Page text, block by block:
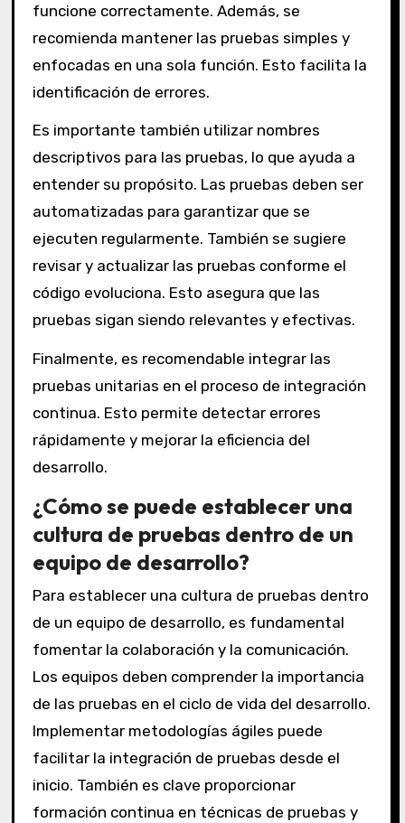
funcione correctamente. Además, se
recomienda mantener las pruebas simples y
enfocadas en una sola función. Esto facilita la
identificación de errores.
Es importante también utilizar nombres
descriptivos para las pruebas, lo que ayuda a
entender su propósito. Las pruebas deben ser
automatizadas para garantizar que se
ejecuten regularmente. También se sugiere
revisar y actualizar las pruebas conforme el
código evoluciona. Esto asegura que las
pruebas sigan siendo relevantes y efectivas.
Finalmente, es recomendable integrar las
pruebas unitarias en el proceso de integración
continua. Esto permite detectar errores
rápidamente y mejorar la eficiencia del
desarrollo.
¿Cómo se puede establecer una
cultura de pruebas dentro de un
equipo de desarrollo?
Para establecer una cultura de pruebas dentro
de un equipo de desarrollo, es fundamental
fomentar la colaboración y la comunicación.
Los equipos deben comprender la importancia
de las pruebas en el ciclo de vida del desarrollo.
Implementar metodologías ágiles puede
facilitar la integración de pruebas desde el
inicio. También es clave proporcionar
formación continua en técnicas de pruebas y